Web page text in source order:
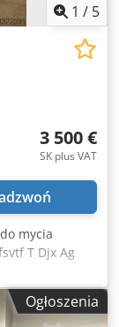
1 / 5
3 500 €
SK plus VAT
mycia
T Djx Ag
Ogłoszenia